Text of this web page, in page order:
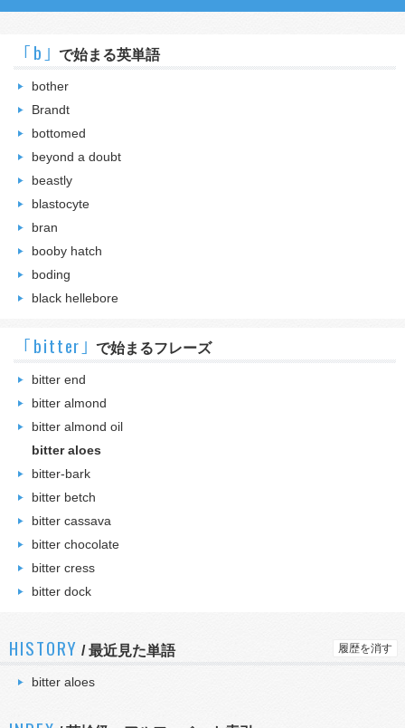
｢b｣ で始まる英単語
bother
Brandt
bottomed
beyond a doubt
beastly
blastocyte
bran
booby hatch
boding
black hellebore
｢bitter｣ で始まるフレーズ
bitter end
bitter almond
bitter almond oil
bitter aloes
bitter-bark
bitter betch
bitter cassava
bitter chocolate
bitter cress
bitter dock
HISTORY /最近見た単語 履歴を消す
bitter aloes